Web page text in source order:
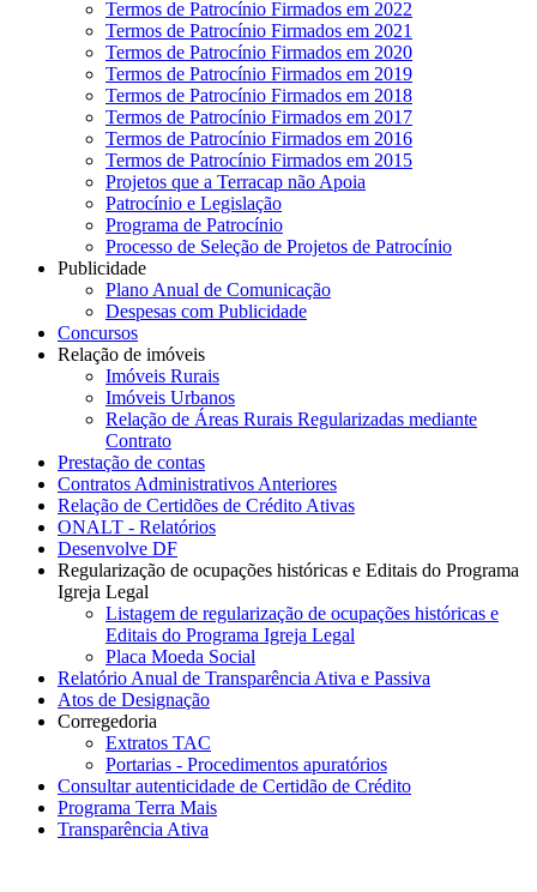
Termos de Patrocínio Firmados em 2022
Termos de Patrocínio Firmados em 2021
Termos de Patrocínio Firmados em 2020
Termos de Patrocínio Firmados em 2019
Termos de Patrocínio Firmados em 2018
Termos de Patrocínio Firmados em 2017
Termos de Patrocínio Firmados em 2016
Termos de Patrocínio Firmados em 2015
Projetos que a Terracap não Apoia
Patrocínio e Legislação
Programa de Patrocínio
Processo de Seleção de Projetos de Patrocínio
Publicidade
Plano Anual de Comunicação
Despesas com Publicidade
Concursos
Relação de imóveis
Imóveis Rurais
Imóveis Urbanos
Relação de Áreas Rurais Regularizadas mediante
Contrato
Prestação de contas
Contratos Administrativos Anteriores
Relação de Certidões de Crédito Ativas
ONALT - Relatórios
Desenvolve DF
Regularização de ocupações históricas e Editais do Programa
Igreja Legal
Listagem de regularização de ocupações históricas e
Editais do Programa Igreja Legal
Placa Moeda Social
Relatório Anual de Transparência Ativa e Passiva
Atos de Designação
Corregedoria
Extratos TAC
Portarias - Procedimentos apuratórios
Consultar autenticidade de Certidão de Crédito
Programa Terra Mais
Transparência Ativa